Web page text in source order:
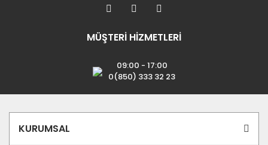
MÜŞTERİ HİZMETLERİ
09:00 - 17:00
0(850) 333 32 23
KURUMSAL